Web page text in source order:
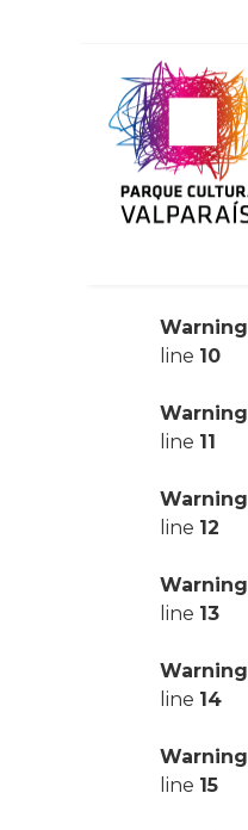
Warning
line 10
Warning
line 11
Warning
line 12
Warning
line 13
Warning
line 14
Warning
line 15